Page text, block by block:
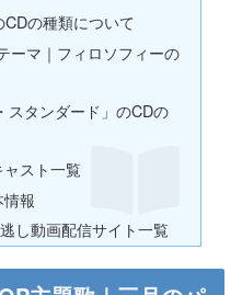
の種類について
ーマ｜フィロソフィーの
スタンダード」のCDの
スト一覧
報
し動画配信サイト一覧